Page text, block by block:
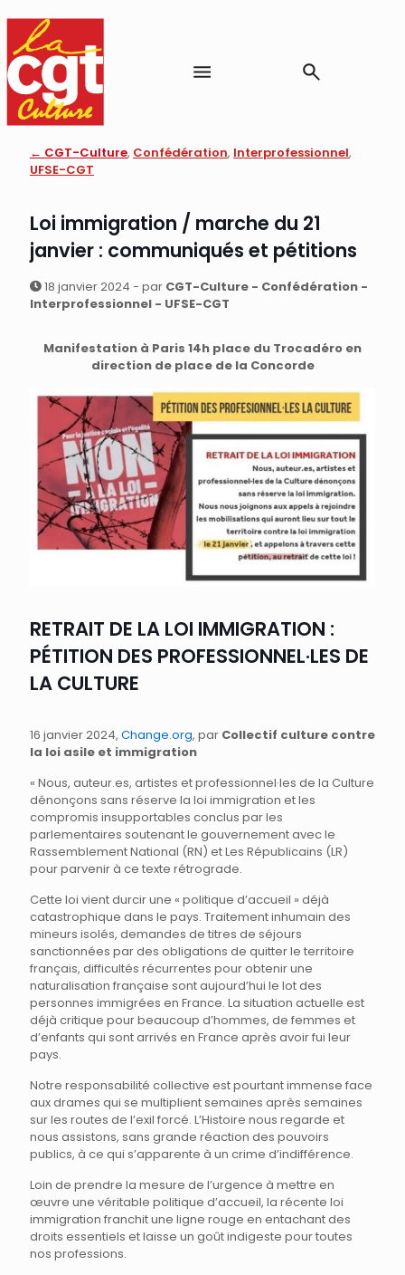
← CGT-Culture, Confédération, Interprofessionnel,
UFSE-CGT
Loi immigration / marche du 21
janvier : communiqués et pétitions
18 janvier 2024 - par CGT-Culture - Confédération -
Interprofessionnel - UFSE-CGT
Manifestation à Paris 14h place du Trocadéro en
direction de place de la Concorde
RETRAIT DE LA LOI IMMIGRATION :
PÉTITION DES PROFESSIONNEL·LES DE
LA CULTURE
16 janvier 2024, Change.org, par Collectif culture contre
la loi asile et immigration
« Nous, auteur.es, artistes et professionnel·les de la Culture
dénonçons sans réserve la loi immigration et les
compromis insupportables conclus par les
parlementaires soutenant le gouvernement avec le
Rassemblement National (RN) et Les Républicains (LR)
pour parvenir à ce texte rétrograde.
Cette loi vient durcir une « politique d’accueil » déjà
catastrophique dans le pays. Traitement inhumain des
mineurs isolés, demandes de titres de séjours
sanctionnées par des obligations de quitter le territoire
français, difficultés récurrentes pour obtenir une
naturalisation française sont aujourd’hui le lot des
personnes immigrées en France. La situation actuelle est
déjà critique pour beaucoup d’hommes, de femmes et
d’enfants qui sont arrivés en France après avoir fui leur
pays.
Notre responsabilité collective est pourtant immense face
aux drames qui se multiplient semaines après semaines
sur les routes de l’exil forcé. L’Histoire nous regarde et
nous assistons, sans grande réaction des pouvoirs
publics, à ce qui s’apparente à un crime d’indifférence.
Loin de prendre la mesure de l’urgence à mettre en
œuvre une véritable politique d’accueil, la récente loi
immigration franchit une ligne rouge en entachant des
droits essentiels et laisse un goût indigeste pour toutes
nos professions.